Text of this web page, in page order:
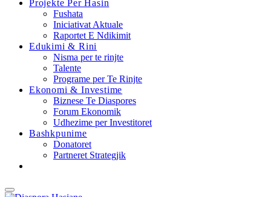
Projekte Per Hasin
Fushata
Iniciativat Aktuale
Raportet E Ndikimit
Edukimi & Rini
Nisma per te rinjte
Talente
Programe per Te Rinjte
Ekonomi & Investime
Biznese Te Diaspores
Forum Ekonomik
Udhezime per Investitoret
Bashkpunime
Donatoret
Partneret Strategjik